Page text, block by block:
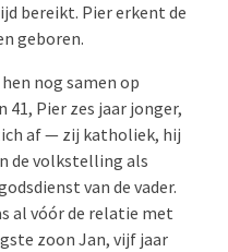
bereikt. Pier erkent de
geboren.
nog samen op
41, Pier zes jaar jonger,
af — zij katholiek, hij
de volkstelling als
van de vader.
al vóór de relatie met
zoon Jan, vijf jaar